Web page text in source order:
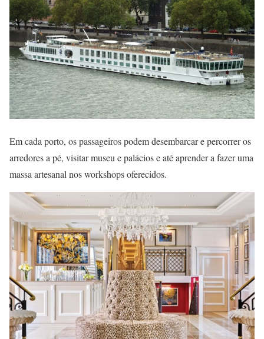
Em cada porto, os passageiros podem desembarcar e percorrer os
arredores a pé, visitar museu e palácios e até aprender a fazer uma
massa artesanal nos workshops oferecidos.